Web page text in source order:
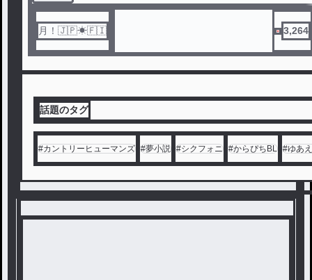
月！🇯🇵☀︎🇫🇮 3,264
話題のタグ
#カントリーヒューマンズ #夢小説 #シクフォニ #からぴちBL #ゆあ